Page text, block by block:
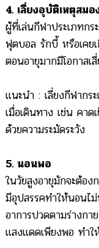
4. เลี่ยงอุบัติเหตุสมอ
ผู้ที่เล่นกีฬาประเภทก
ฟุตบอล รักบี้ หรือเคย
ตอนอายุมากมีโอกาสเ
แนะนำ : เลี่ยงกีฬากร
เมื่อเดินทาง เช่น คา
ด้วยความระมัดระวัง
5. นอนพอ
ในวัยสูงอายุมักจะต้อ
มีอุปสรรคทำให้นอน
อาการปวดตามร่างกา
แสงแดดเพียงพอ ทำ